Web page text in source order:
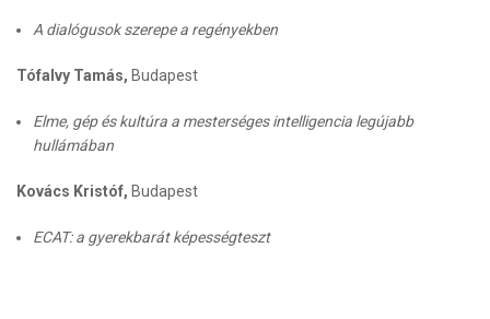
A dialógusok szerepe a regényekben
Tófalvy Tamás, Budapest
Elme, gép és kultúra a mesterséges intelligencia legújabb
hullámában
Kovács Kristóf, Budapest
ECAT: a gyerekbarát képességteszt